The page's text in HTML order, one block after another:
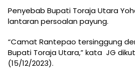
Penyebab Bupati Toraja Utara
lantaran persoalan payung.
“Camat Rantepao tersinggung
Bupati Toraja Utara,” kata JG
(15/12/2023).